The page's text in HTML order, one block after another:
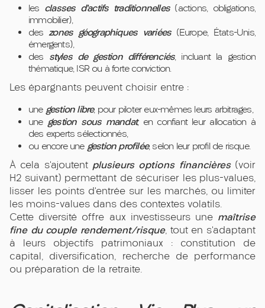
les classes d’actifs traditionnelles(actions, obligations,
immobilier),
deszones géographiques variées(Europe, États-Unis,
émergents),
des styles de gestion différenciés, incluant la gestion
thématique, ISR ou à forte conviction.
Les épargnants peuvent choisir entre :
une gestion libre, pour piloter eux-mêmes leurs arbitrages,
une gestion sous mandat, en confiant leur allocation à
des experts sélectionnés,
ou encore une gestion profilée, selon leur profil de risque.
À cela s’ajoutent plusieurs options financières(voir
H2 suivant) permettant de sécuriser les plus-values,
lisser les points d’entrée sur les marchés, ou limiter
les moins-values dans des contextes volatils.
Cette diversité offre aux investisseurs une maîtrise
fine du couple rendement/risque, tout en s’adaptant
à leurs objectifs patrimoniaux : constitution de
capital, diversification, recherche de performance
ou préparation de la retraite.